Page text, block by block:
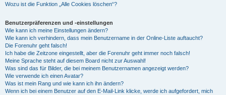
Wozu ist die Funktion „Alle Cookies löschen“?
Benutzerpräferenzen und -einstellungen
Wie kann ich meine Einstellungen ändern?
Wie kann ich verhindern, dass mein Benutzername in der Online-Liste auftaucht?
Die Forenuhr geht falsch!
Ich habe die Zeitzone eingestellt, aber die Forenuhr geht immer noch falsch!
Meine Sprache steht auf diesem Board nicht zur Auswahl!
Was sind das für Bilder, die bei meinem Benutzernamen angezeigt werden?
Wie verwende ich einen Avatar?
Was ist mein Rang und wie kann ich ihn ändern?
Wenn ich bei einem Benutzer auf den E-Mail-Link klicke, werde ich aufgefordert, mich